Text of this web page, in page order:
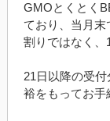
GMOとくとく
ており、当月末
割りではなく、
21日以降の受
裕をもってお手